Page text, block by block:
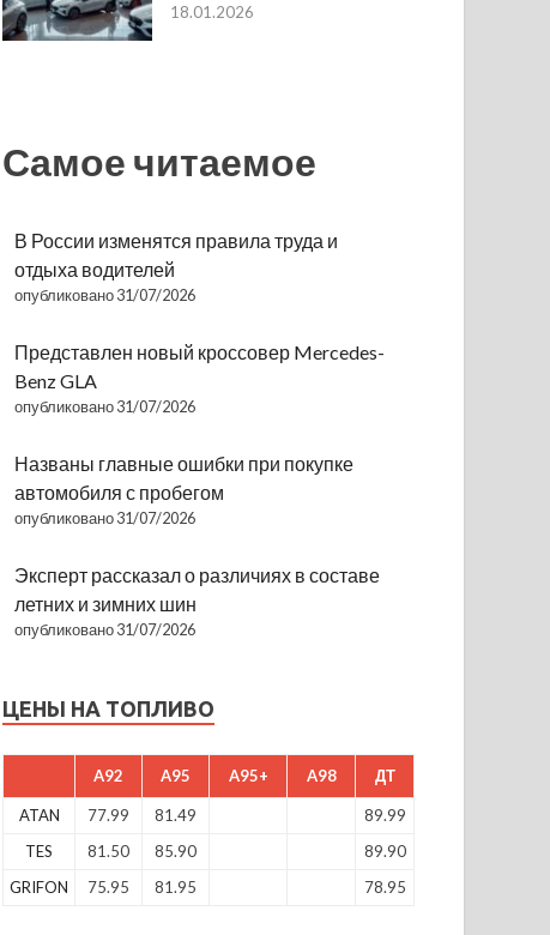
18.01.2026
Самое читаемое
В России изменятся правила труда и
отдыха водителей
опубликовано 31/07/2026
Представлен новый кроссовер Mercedes-
Benz GLA
опубликовано 31/07/2026
Названы главные ошибки при покупке
автомобиля с пробегом
опубликовано 31/07/2026
Эксперт рассказал о различиях в составе
летних и зимних шин
опубликовано 31/07/2026
ЦЕНЫ НА ТОПЛИВО
A92 A95 A95+ A98 ДТ
ATAN 77.99 81.49
89.99
TES
81.50 85.90
89.90
GRIFON
75.95 81.95 78.95